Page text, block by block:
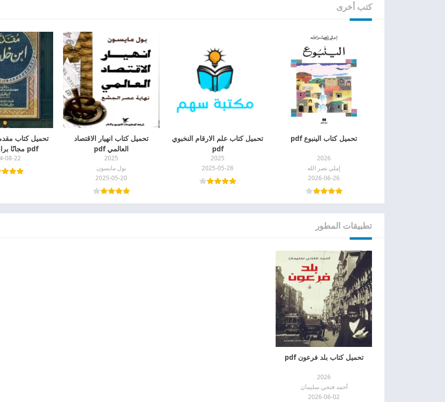
كتب أخرى
تحميل كتاب الينبوع pdf
2026
إملي نصر الله
2026-06-26
تحميل كتاب علم الارقام النخبوي
pdf
2025
2025-05-28
تحميل كتاب انهيار الاقتصاد
العالمي pdf
2025
بول مايسون
2025-05-20
تحميل كتاب
pdf مجانًا برابط مباشر
08-22
تطبيقات المطور
تحميل كتاب بلد فرعون pdf
2026
أحمد فتحي سليمان
2026-06-02